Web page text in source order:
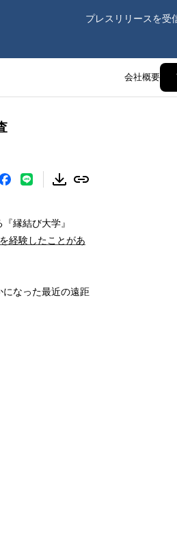
プレスリリースを受
会社概要
縁結び大学』
経験したことがあ
なった最近の遠距